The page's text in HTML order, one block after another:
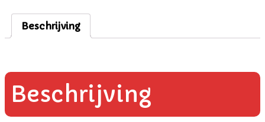
Beschrijving
Beschrijving